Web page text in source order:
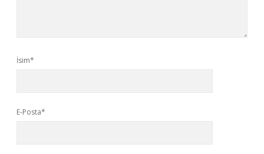
İsim*
E-Posta*